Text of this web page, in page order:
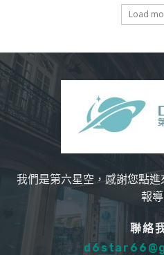
Load
我們是第六星空，感謝您點
報
聯絡